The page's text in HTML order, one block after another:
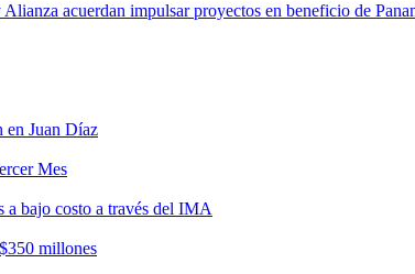
acuerdan impulsar proyectos en beneficio de
en Juan Díaz
Mes
a bajo costo a través del IMA
millones